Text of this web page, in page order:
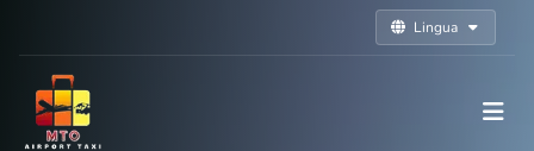
Lingua